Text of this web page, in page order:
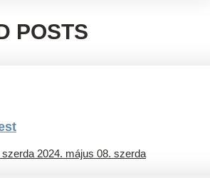
POSTS
szerda 2024. május 08. szerda